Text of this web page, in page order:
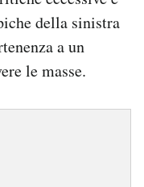
della sinistra
a un
le masse.